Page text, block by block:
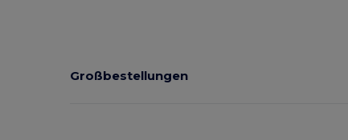
Großbestellungen